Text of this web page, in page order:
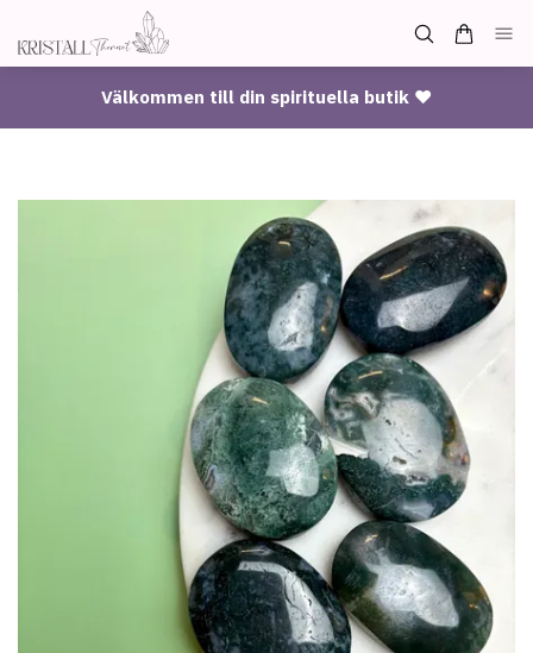
Välkommen till din spirituella butik ♥